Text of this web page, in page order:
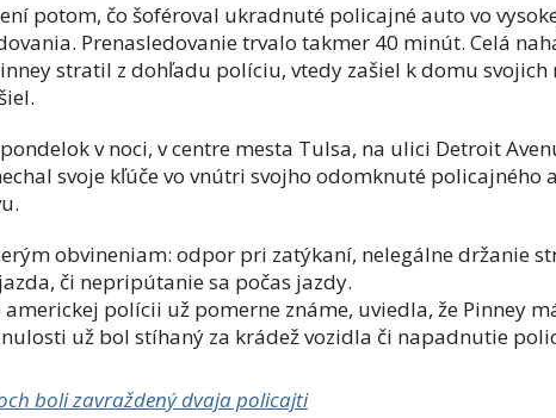
potom, čo šoféroval ukradnuté policajné auto vo
Prenasledovanie trvalo takmer 40 minút. Celá
stratil z dohľadu políciu, vtedy zašiel k domu svojich
v noci, v centre mesta Tulsa, na ulici Detroit
svoje kľúče vo vnútri svojho odomknuté policajného
obvineniam: odpor pri zatýkaní, nelegálne držanie
či nepripútanie sa počas jazdy.
americkej polícii už pomerne známe, uviedla, že Pinney
už bol stíhaný za krádež vozidla či napadnutie
boli zavraždený dvaja policajti